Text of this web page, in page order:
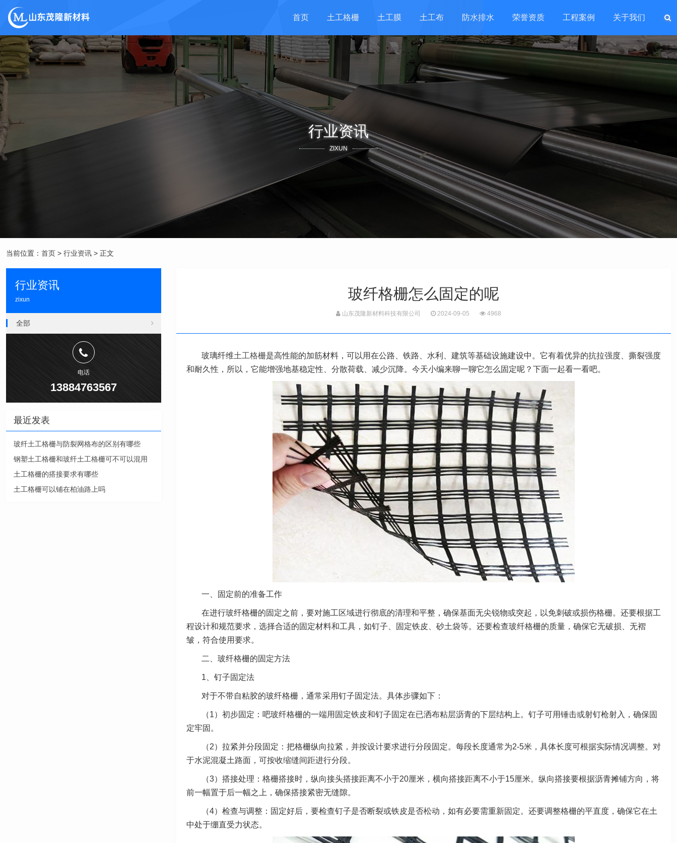
首页 土工格栅 土工膜 土工布 防水排水 荣誉资质 工程案例 关于我们
行业资讯
ZIXUN
当前位置： 首页 > 行业资讯 > 正文
玻纤格栅怎么固定的呢
山东茂隆新材料科技有限公司 2024-09-05 4968
玻璃纤维土工格栅是高性能的加筋材料，可以用在公路、铁路、水利、建筑等基础设施建设中。它有着优异的抗拉强度、撕裂强度
和耐久性，所以，它能增强地基稳定性、分散荷载、减少沉降。今天小编来聊一聊它怎么固定呢？下面一起看一看吧。
一、固定前的准备工作
在进行玻纤格栅的固定之前，要对施工区域进行彻底的清理和平整，确保基面无尖锐物或突起，以免刺破或损伤格栅。还要根据工
程设计和规范要求，选择合适的固定材料和工具，如钉子、固定铁皮、砂土袋等。还要检查玻纤格栅的质量，确保它无破损、无褶
皱，符合使用要求。
二、玻纤格栅的固定方法
1、钉子固定法
对于不带自粘胶的玻纤格栅，通常采用钉子固定法。具体步骤如下：
（1）初步固定：吧玻纤格栅的一端用固定铁皮和钉子固定在已洒布粘层沥青的下层结构上。钉子可用锤击或射钉枪射入，确保固
定牢固。
（2）拉紧并分段固定：把格栅纵向拉紧，并按设计要求进行分段固定。每段长度通常为2-5米，具体长度可根据实际情况调整。对
于水泥混凝土路面，可按收缩缝间距进行分段。
（3）搭接处理：格栅搭接时，纵向接头搭接距离不小于20厘米，横向搭接距离不小于15厘米。纵向搭接要根据沥青摊铺方向，将
前一幅置于后一幅之上，确保搭接紧密无缝隙。
（4）检查与调整：固定好后，要检查钉子是否断裂或铁皮是否松动，如有必要需重新固定。还要调整格栅的平直度，确保它在土
中处于绷直受力状态。
行业资讯
zixun
全部
电话
13884763567
最近发表
玻纤土工格栅与防裂网格布的区别有哪些
钢塑土工格栅和玻纤土工格栅可不可以混用
土工格栅的搭接要求有哪些
土工格栅可以铺在柏油路上吗